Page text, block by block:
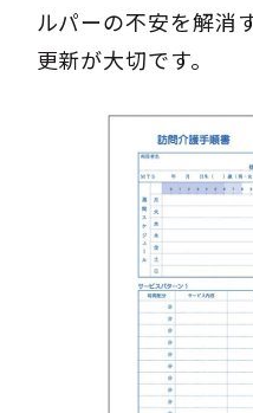
ルパーの不安を解消
更新が大切です。